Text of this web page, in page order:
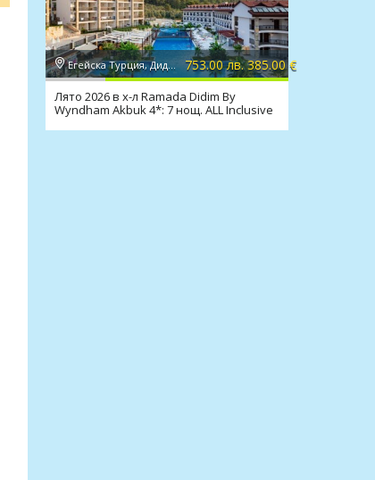
Егейска Турция, Дидим 753.00 лв. 385.00 €
Лято 2026 в х-л Ramada Didim By
Wyndham Akbuk 4*: 7 нощ. ALL Inclusive